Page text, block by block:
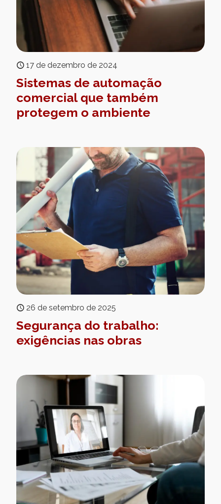
17 de dezembro de 2024
Sistemas de automação
comercial que também
protegem o ambiente
26 de setembro de 2025
Segurança do trabalho:
exigências nas obras